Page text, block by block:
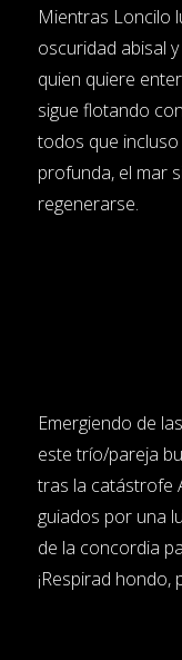
Mientras Loncilo
oscuridad abisal
quien quiere
sigue flotando
todos que
profunda, el mar
regenerarse.
Emergiendo de
este trío/pareja
tras la catástrofe
guiados por una
de la concordia
¡Respirad hondo,